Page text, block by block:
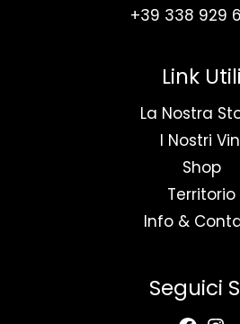
+39 338 929
Link Utili
La Nostra
I Nostri
Shop
Territorio
Info &
Seguici